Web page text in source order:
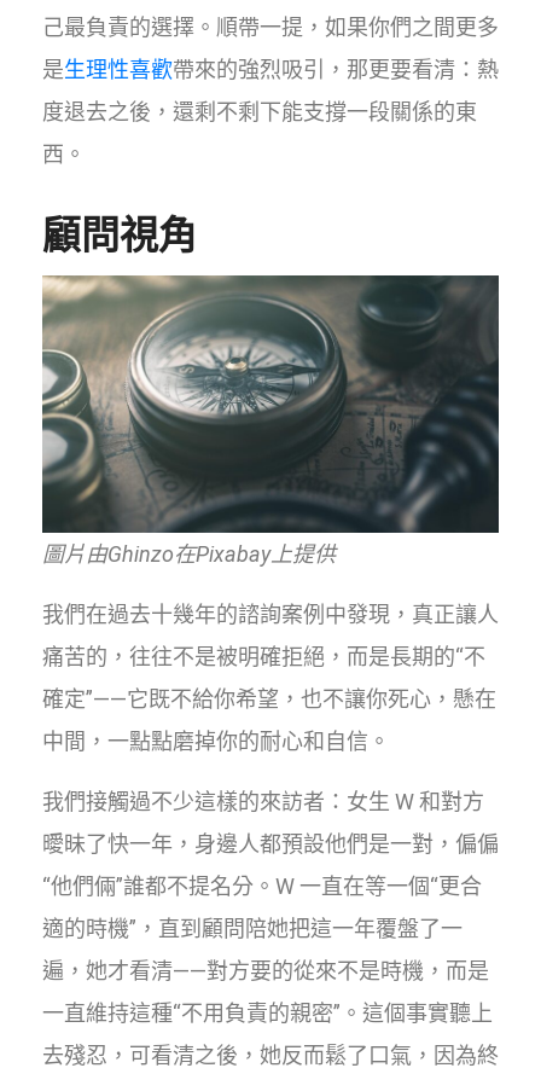
己最負責的選擇。順帶一提，如果你們之間更多
是生理性喜歡帶來的強烈吸引，那更要看清：熱
度退去之後，還剩不剩下能支撐一段關係的東
西。
顧問視角
圖片由Ghinzo在Pixabay上提供
我們在過去十幾年的諮詢案例中發現，真正讓人
痛苦的，往往不是被明確拒絕，而是長期的“不
確定”——它既不給你希望，也不讓你死心，懸在
中間，一點點磨掉你的耐心和自信。
我們接觸過不少這樣的來訪者：女生 W 和對方
曖昧了快一年，身邊人都預設他們是一對，偏偏
“他們倆”誰都不提名分。W 一直在等一個“更合
適的時機”，直到顧問陪她把這一年覆盤了一
遍，她才看清——對方要的從來不是時機，而是
一直維持這種“不用負責的親密”。這個事實聽上
去殘忍，可看清之後，她反而鬆了口氣，因為終